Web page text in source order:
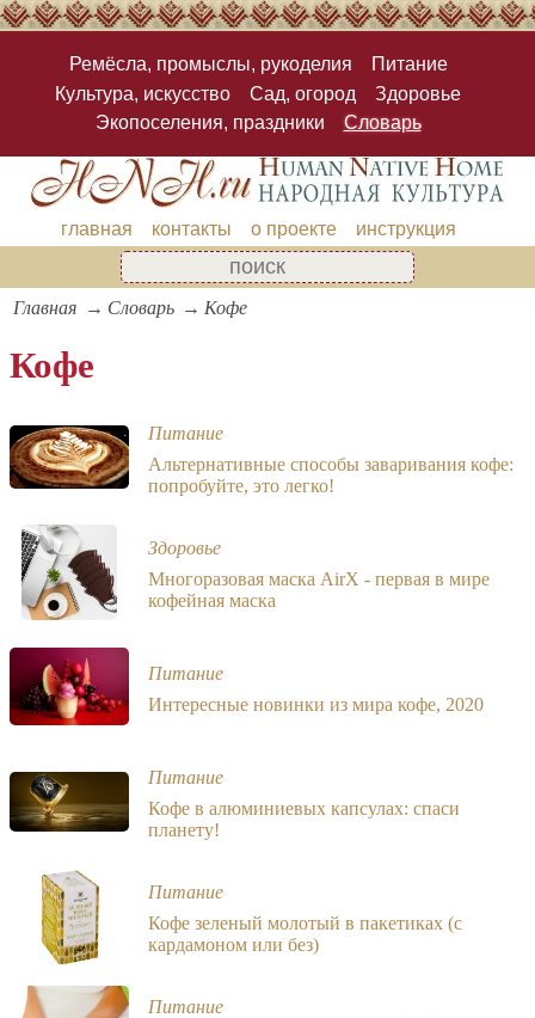
Ремёсла, промыслы, рукоделия
Питание
Культура, искусство
Сад, огород
Здоровье
Экопоселения, праздники
Словарь
главная контакты о проекте инструкция
Главная Словарь Кофе
Кофе
Питание
Альтернативные способы заваривания кофе:
попробуйте, это легко!
Здоровье
Многоразовая маска AirX - первая в мире
кофейная маска
Питание
Интересные новинки из мира кофе, 2020
Питание
Кофе в алюминиевых капсулах: спаси
планету!
Питание
Кофе зеленый молотый в пакетиках (с
кардамоном или без)
Питание